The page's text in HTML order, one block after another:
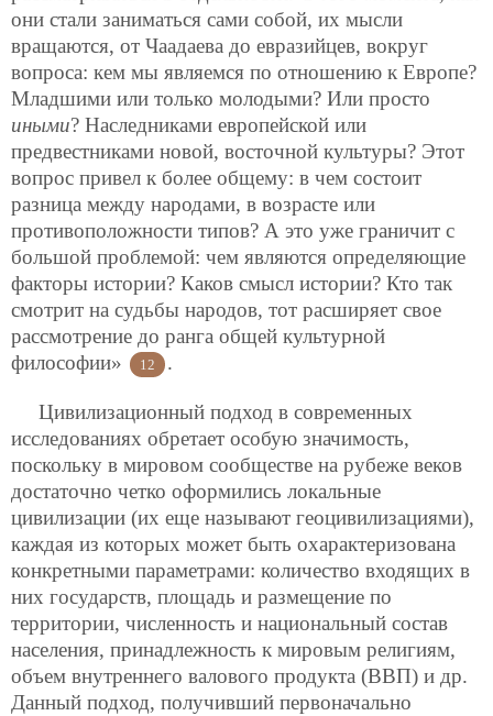
они стали заниматься сами собой, их мысли
вращаются, от Чаадаева до евразийцев, вокруг
вопроса: кем мы являемся по отношению к Европе?
Младшими или только молодыми? Или просто
иными? Наследниками европейской или
предвестниками новой, восточной культуры? Этот
вопрос привел к более общему: в чем состоит
разница между народами, в возрасте или
противоположности типов? А это уже граничит с
большой проблемой: чем являются определяющие
факторы истории? Каков смысл истории? Кто так
смотрит на судьбы народов, тот расширяет свое
рассмотрение до ранга общей культурной
философии»
12 .
Цивилизационный подход в современных
исследованиях обретает особую значимость,
поскольку в мировом сообществе на рубеже веков
достаточно четко оформились локальные
цивилизации (их еще называют геоцивилизациями),
каждая из которых может быть охарактеризована
конкретными параметрами: количество входящих в
них государств, площадь и размещение по
территории, численность и национальный состав
населения, принадлежность к мировым религиям,
объем внутреннего валового продукта (ВВП) и др.
Данный подход, получивший первоначально